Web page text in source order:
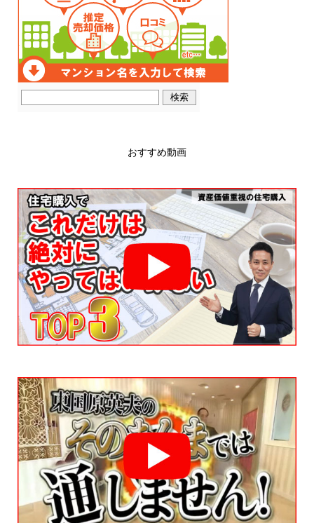
おすすめ動画